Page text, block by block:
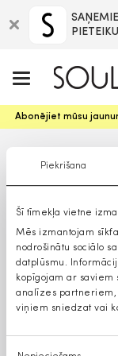
Piekrišana
Šī tīmekļa vietne
Mēs izmantojam
nodrošinātu sociālo
datplūsmu.
kopīgojam ar saviem
analīzes partneriem,
viņiem sniedzat vai
Abonējiet mūsu